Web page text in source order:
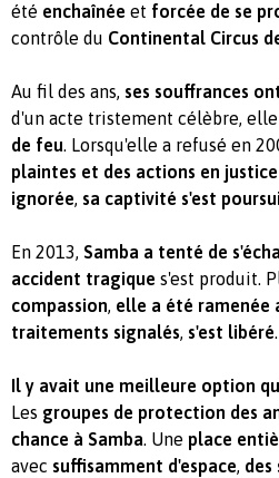
été enchaînée et forcée de se
contrôle du Continental Circus
Au fil des ans, ses souffrances
d'un acte tristement célèbre,
de feu. Lorsqu'elle a refusé en
plaintes et des actions en
ignorée, sa captivité s'est
En 2013, Samba a tenté de
accident tragique s'est produit.
compassion, elle a été ramenée
traitements signalés, s'est libéré.
Il y avait une meilleure option
Les groupes de protection des
chance à Samba. Une place
avec suffisamment d'espace, des